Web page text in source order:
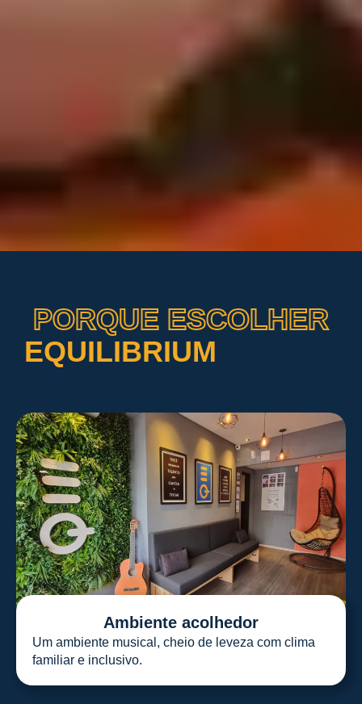
PORQUE ESCOLHER
EQUILIBRIUM
Ambiente acolhedor
Um ambiente musical, cheio de leveza com clima
familiar e inclusivo.